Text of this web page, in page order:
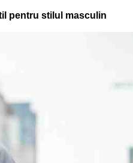
pentru stilul masculin